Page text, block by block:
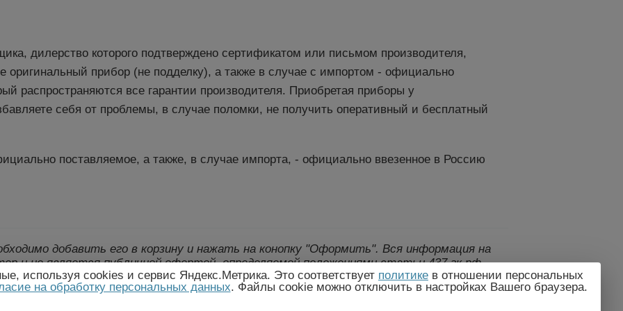
дилерство которого подтверждено сертификатом или письмом производителя,
оригинальный прибор (не подделку), а также в случае с импортом - официально
распространяются все гарантии производителя. Приобретая приборы у
себя от проблемы, в случае поломки, не получить оперативный и бесплатный
поставляемое, а также, в случае импорта, - официально ввезенное в Россию
добавить его в корзину и нажать на конопку "Оформить". Вся информация на
и не является публичной офертой, определяемой положениями статьи 437 гк рф.,
поставки товара могут быть изменены производителем без предварительного
используя cookies и сервис Яндекс.Метрика. Это соответствует политике в отношении персональных
на обработку персональных данных. Файлы cookie можно отключить в настройках Вашего браузера.